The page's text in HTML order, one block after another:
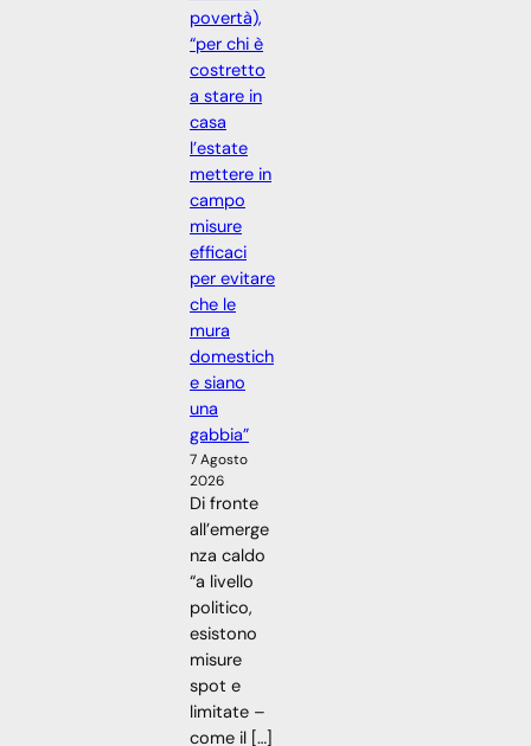
povertà),
“per chi è
costretto
a stare in
casa
l’estate
mettere in
campo
misure
efficaci
per evitare
che le
mura
domestich
e siano
una
gabbia”
7 Agosto
2026
Di fronte
all’emerge
nza caldo
“a livello
politico,
esistono
misure
spot e
limitate –
come il […]